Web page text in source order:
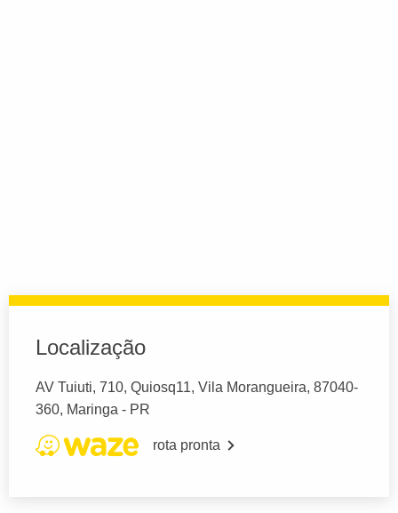
Localização
AV Tuiuti, 710, Quiosq11, Vila Morangueira, 87040-
360, Maringa - PR
rota pronta